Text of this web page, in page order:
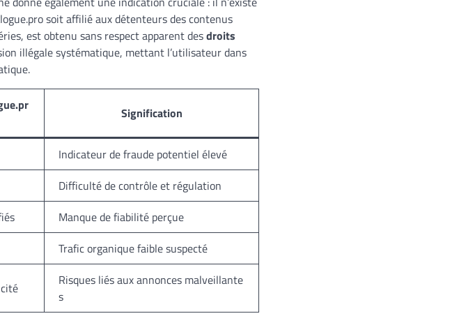
soit affilié aux détenteurs des contenus
est obtenu sans respect apparent desdroits
illégale systématique, mettant l’utilisateur dans
Signification
Indicateur de fraude potentiel élevé
Difficulté de contrôle et régulation
Manque de fiabilité perçue
Trafic organique faible suspecté
Risques liés aux annonces malveillante
s